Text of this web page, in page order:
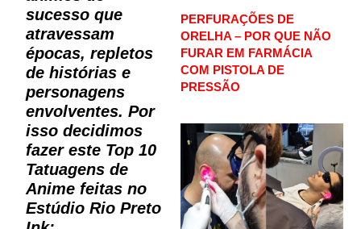
sucesso que
atravessam
épocas, repletos
de histórias e
personagens
envolventes. Por
isso decidimos
fazer este Top 10
Tatuagens de
Anime feitas no
Estúdio Rio Preto
PERFURAÇÕES DE
ORELHA – POR QUE NÃO
FURAR EM FARMÁCIA
COM PISTOLA DE
PRESSÃO